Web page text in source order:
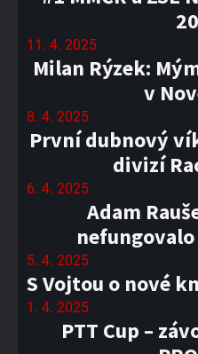
11. 4. 2025
Milan Rýzek:
v
8. 4. 2025
První dubnový
divizí
6. 4. 2025
Adam
5. 4. 2025
S Vojtou o nové
1. 4. 2025
PTT Cup –